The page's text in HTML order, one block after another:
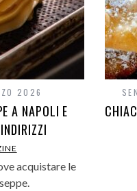
2026
A NAPOLI E
acquistare le